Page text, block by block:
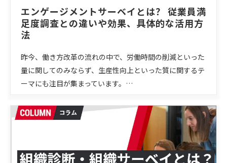
エンゲージメントサーベイとは？ 従業員満
足度調査との違いや効果、具体的な活用方
法
昨今、働き方改革の流れの中で、労働時間の削減といった
量に関してのみならず、生産性向上といった質に関するテ
ーマにも注目が集まっています。…